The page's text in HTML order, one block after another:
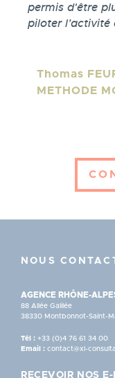
permis d'être
piloter
Personne
Thomas
METHODE
NOUS
AGENCE RHÔNE-
88 Allée Galilée
38330 Montbonnot-Saint-
Tél : +33 (0)4 76 61 34 00
Email : contact@xl-
RECEVOIR NOS